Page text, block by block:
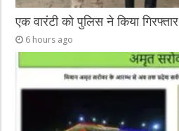
एक वारंटी को पुलिस ने किया गिरफ्तार
6 hours ago